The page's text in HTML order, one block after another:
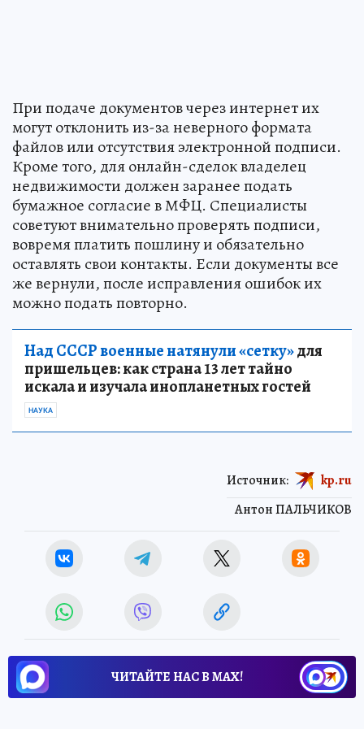
При подаче документов через интернет их
могут отклонить из-за неверного формата
файлов или отсутствия электронной подписи.
Кроме того, для онлайн-сделок владелец
недвижимости должен заранее подать
бумажное согласие в МФЦ. Специалисты
советуют внимательно проверять подписи,
вовремя платить пошлину и обязательно
оставлять свои контакты. Если документы все
же вернули, после исправления ошибок их
можно подать повторно.
Над СССР военные натянули «сетку»для
пришельцев: как страна 13 лет тайно
искала и изучала инопланетных гостей
НАУКА
Антон ПАЛЬЧИКОВ
Источник: kp.ru
ЧИТАЙТЕ НАС В МАХ!